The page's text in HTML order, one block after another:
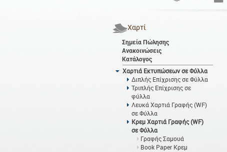
Χαρτί
Σημεία Πώλησης
Ανακοινώσεις
Κατάλογος
Χαρτιά Εκτυπώσεων σε Φύλλα
Διπλής Επίχρισης σε Φύλλα
Τριπλής Επίχρισης σε
φύλλα
Λευκά Χαρτιά Γραφής (WF)
σε Φύλλα
Κρεμ Χαρτιά Γραφής (WF)
σε Φύλλα
Γραφής Σαμουά
Book Paper Κρεμ